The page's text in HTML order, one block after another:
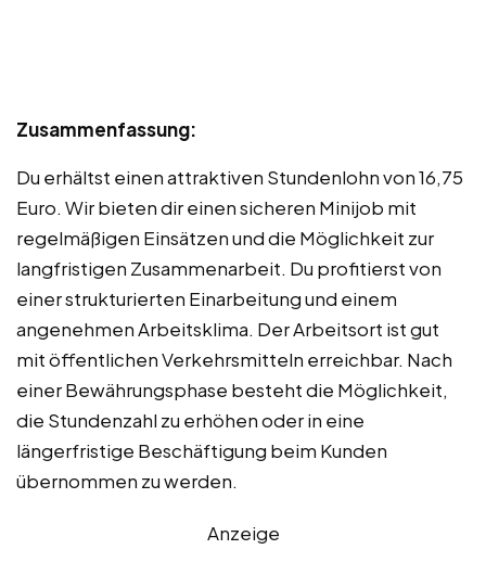
Zusammenfassung:
Du erhältst einen attraktiven Stundenlohn von 16,75
Euro. Wir bieten dir einen sicheren Minijob mit
regelmäßigen Einsätzen und die Möglichkeit zur
langfristigen Zusammenarbeit. Du profitierst von
einer strukturierten Einarbeitung und einem
angenehmen Arbeitsklima. Der Arbeitsort ist gut
mit öffentlichen Verkehrsmitteln erreichbar. Nach
einer Bewährungsphase besteht die Möglichkeit,
die Stundenzahl zu erhöhen oder in eine
längerfristige Beschäftigung beim Kunden
übernommen zu werden.
Anzeige